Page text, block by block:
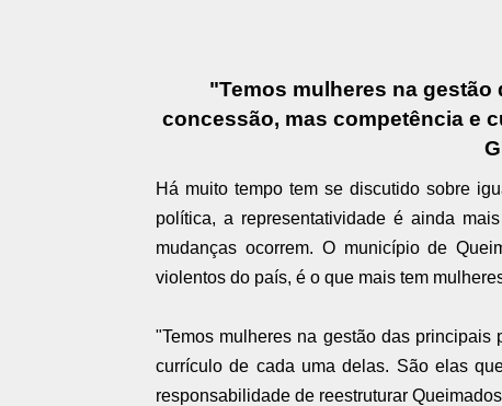
"Temos mulheres na
concessão, mas competência e
Há muito tempo tem se discutido sobre
política, a representatividade é ainda
mudanças ocorrem. O município de
violentos do país, é o que mais tem
"Temos mulheres na gestão das
currículo de cada uma delas. São elas
responsabilidade de reestruturar